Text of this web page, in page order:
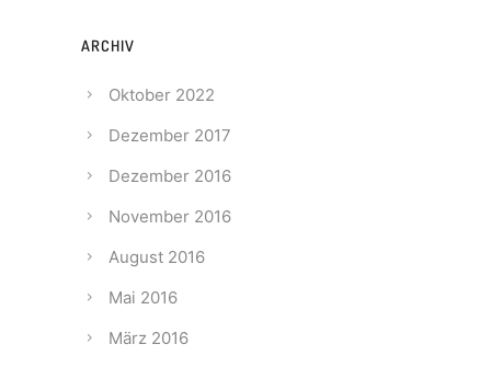
ARCHIV
Oktober 2022
Dezember 2017
Dezember 2016
November 2016
August 2016
Mai 2016
März 2016